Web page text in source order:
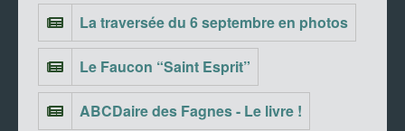
La traversée du 6 septembre en photos
Le Faucon “Saint Esprit”
ABCDaire des Fagnes - Le livre !